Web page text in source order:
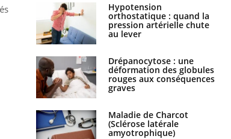
Hypotension
orthostatique : quand la
pression artérielle chute
au lever
Drépanocytose : une
déformation des globules
rouges aux conséquences
graves
Maladie de Charcot
(Sclérose latérale
amyotrophique)